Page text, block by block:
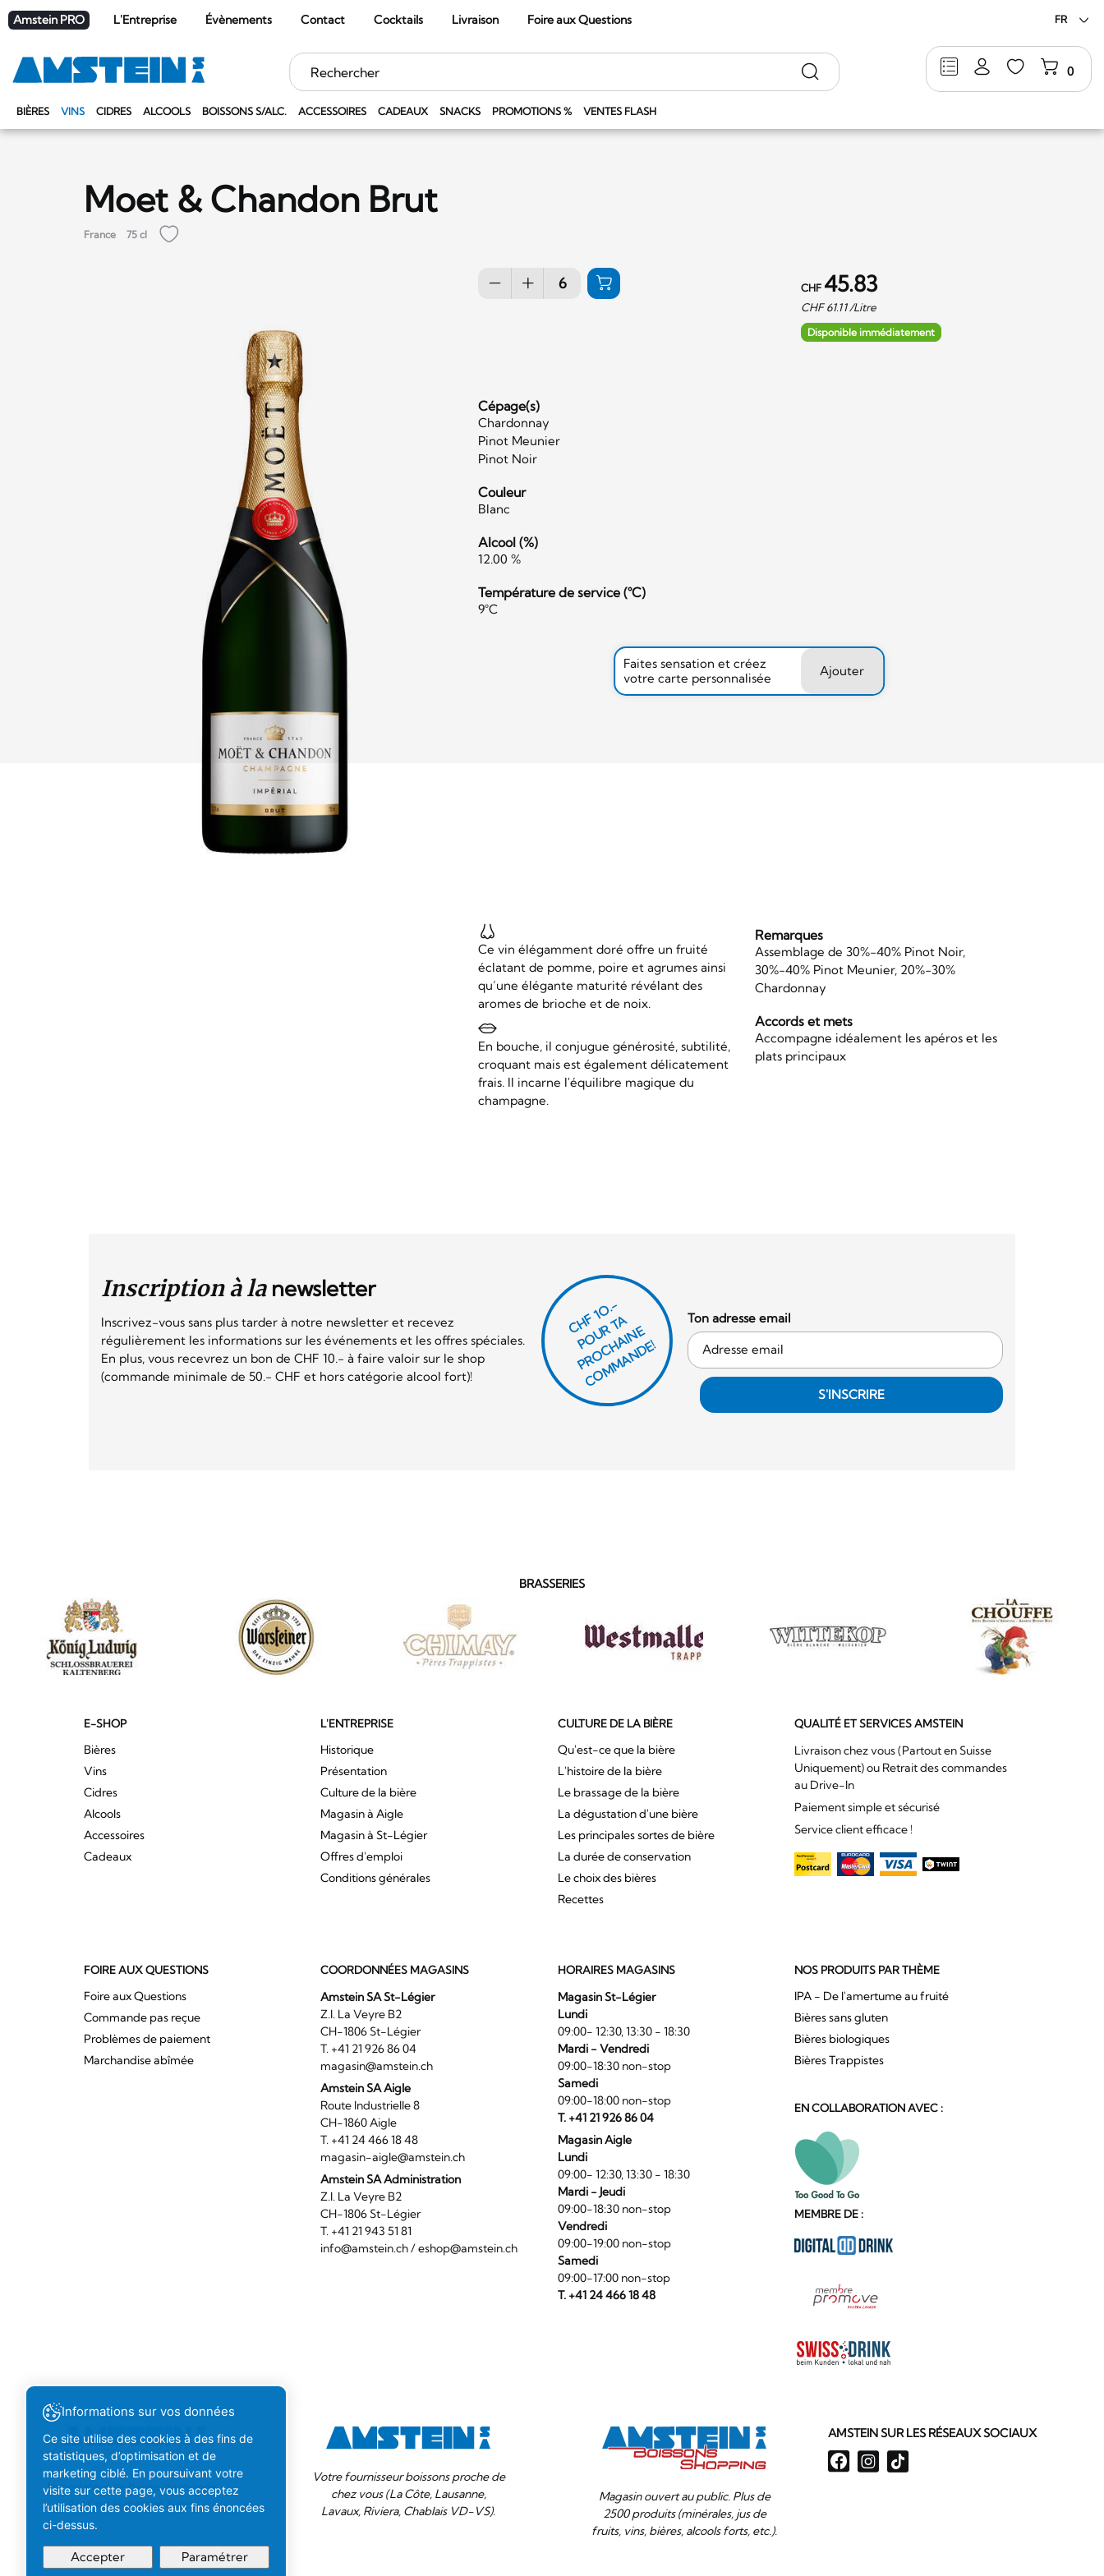
Amstein PRO L'Entreprise Évènements Contact Cocktails Livraison Foire aux Questions FR
BIÈRES VINS CIDRES ALCOOLS BOISSONS S/ALC. ACCESSOIRES CADEAUX SNACKS PROMOTIONS % VENTES FLASH
0
Mots
clés
Rechercher
Moet & Chandon Brut
France 75 cl
CHF 45.83
CHF61.11/Litre
Disponible immédiatement
Cépage(s)
Chardonnay
Pinot Meunier
Pinot Noir
Couleur
Blanc
Alcool (%)
12.00 %
Température de service (°C)
9°C
Faites sensation et créez
votre carte personnalisée
Ajouter
Ce vin élégamment doré offre un fruité
éclatant de pomme, poire et agrumes ainsi
qu’une élégante maturité révélant des
aromes de brioche et de noix.
En bouche, il conjugue générosité, subtilité,
croquant mais est également délicatement
frais. Il incarne l'équilibre magique du
champagne.
Remarques
Assemblage de 30%-40% Pinot Noir,
30%-40% Pinot Meunier, 20%-30%
Chardonnay
Accords et mets
Accompagne idéalement les apéros et les
plats principaux
Inscription à lanewsletter
Inscrivez-vous sans plus tarder à notre newsletter et recevez
régulièrement les informations sur les événements et les offres spéciales.
En plus, vous recevrez un bon de CHF 10.- à faire valoir sur le shop
(commande minimale de 50.- CHF et hors catégorie alcool fort)!
CHF 1O.-
P
O
U
R
T
A
P
R
O
C
H
AI
N
E
C
O
M
M
A
N
D
E!
Ton adresse email
S'INSCRIRE
BRASSERIES
E-SHOP
Bières
Vins
Cidres
Alcools
Accessoires
Cadeaux
L'ENTREPRISE
Historique
Présentation
Culture de la bière
Magasin à Aigle
Magasin à St-Légier
Offres d'emploi
Conditions générales
CULTURE DE LA BIÈRE
Qu'est-ce que la bière
L'histoire de la bière
Le brassage de la bière
La dégustation d'une bière
Les principales sortes de bière
La durée de conservation
Le choix des bières
Recettes
QUALITÉ ET SERVICES AMSTEIN
Livraison chez vous (Partout en Suisse
Uniquement) ou Retrait des commandes
au Drive-In
Paiement simple et sécurisé
Service client efficace !
FOIRE AUX QUESTIONS
Foire aux Questions
Commande pas reçue
Problèmes de paiement
Marchandise abîmée
COORDONNÉES MAGASINS
Amstein SA St-Légier
Z.I. La Veyre B2
CH-1806 St-Légier
T. +41 21 926 86 04
magasin@amstein.ch
Amstein SA Aigle
Route Industrielle 8
CH-1860 Aigle
T. +41 24 466 18 48
magasin-aigle@amstein.ch
Amstein SA Administration
Z.I. La Veyre B2
CH-1806 St-Légier
T. +41 21 943 51 81
info@amstein.ch/eshop@amstein.ch
HORAIRES MAGASINS
Magasin St-Légier
Lundi
09:00- 12:30, 13:30 - 18:30
Mardi - Vendredi
09:00-18:30 non-stop
Samedi
09:00-18:00 non-stop
T. +41 21 926 86 04
Magasin Aigle
Lundi
09:00- 12:30, 13:30 - 18:30
Mardi - Jeudi
09:00-18:30 non-stop
Vendredi
09:00-19:00 non-stop
Samedi
09:00-17:00 non-stop
T. +41 24 466 18 48
NOS PRODUITS PAR THÈME
IPA - De l'amertume au fruité
Bières sans gluten
Bières biologiques
Bières Trappistes
EN COLLABORATION AVEC :
MEMBRE DE :
Importateur de bières du monde.
Actif sur le marché Suisse.
Votre fournisseur boissons proche de
chez vous (La Côte, Lausanne,
Lavaux, Riviera, Chablais VD-VS).
Magasin ouvert au public. Plus de
2500 produits (minérales, jus de
fruits, vins, bières, alcools forts, etc.).
AMSTEIN SUR LES RÉSEAUX SOCIAUX
Informations sur vos données
Ce site utilise des cookies à des fins de
statistiques, d’optimisation et de
marketing ciblé. En poursuivant votre
visite sur cette page, vous acceptez
l’utilisation des cookies aux fins énoncées
ci-dessus.
Accepter Paramétrer